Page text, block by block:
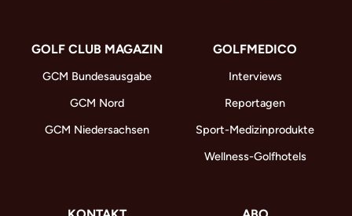
GOLF CLUB MAGAZIN
GCM Bundesausgabe
GCM Nord
GCM Niedersachsen
GOLFMEDICO
Interviews
Reportagen
Sport-Medizinprodukte
Wellness-Golfhotels